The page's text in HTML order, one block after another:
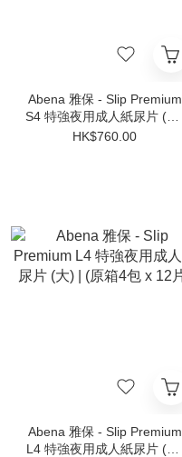
Abena 雅保 - Slip Premium
S4 特強夜用成人紙尿片 (細)
| (原箱3包 x 25片)
HK$760.00
Abena 雅保 - Slip Premium
L4 特強夜用成人紙尿片 (大)